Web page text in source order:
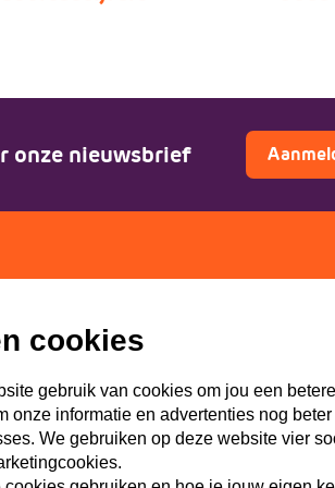
onze nieuwsbrief
WI-SGP
Lokaal
cookies
gebruik van cookies om jou een
onze informatie en advertenties nog
We gebruiken op deze website vier